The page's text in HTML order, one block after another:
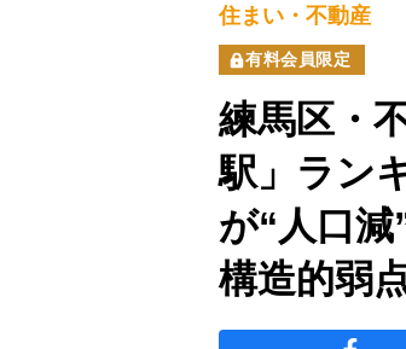
住まい・不動産
有料会員限定
練馬区・
駅」ラン
が“人口
構造的弱